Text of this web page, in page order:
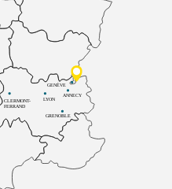
CLERMONT-
FERRAND
LYON
ANNECY
GRENOBLE
GENÈVE